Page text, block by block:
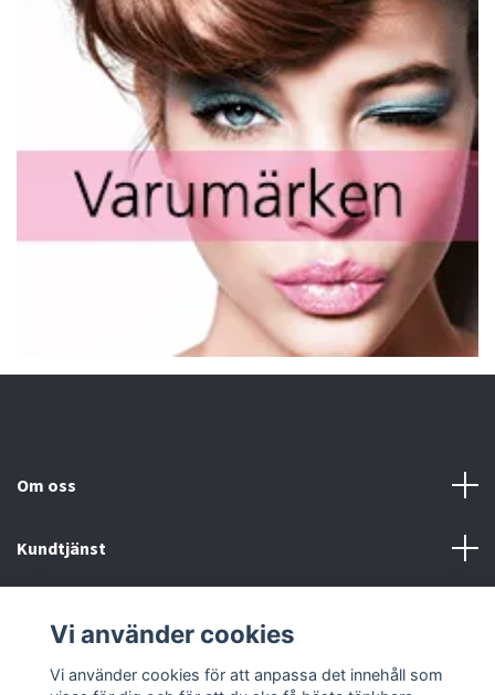
Om oss
Kundtjänst
Sociala medier
Vi använder cookies
Vi använder cookies för att anpassa det innehåll som